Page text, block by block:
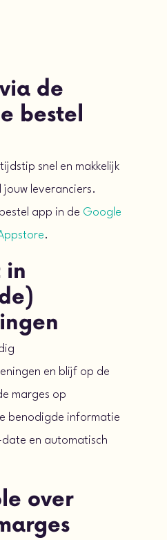
de
bestel
snel en makkelijk
jouw leveranciers.
app in de Google
.
in
en blijf op de
marges op
benodigde informatie
en automatisch
over